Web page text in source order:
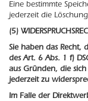
Eine bestimmte
jederzeit die
(5)
Sie haben das Recht,
des Art. 6 Abs. 1 f)
aus Gründen, die
jederzeit zu
Im Falle der